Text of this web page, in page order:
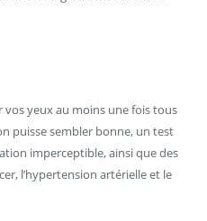
yeux au moins une fois tous
puisse sembler bonne, un test
imperceptible, ainsi que des
l’hypertension artérielle et le